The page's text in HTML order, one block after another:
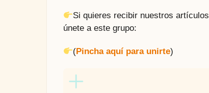
Si quieres recibir nuestros
únete a este grupo:
(Pincha aquí para unirte)